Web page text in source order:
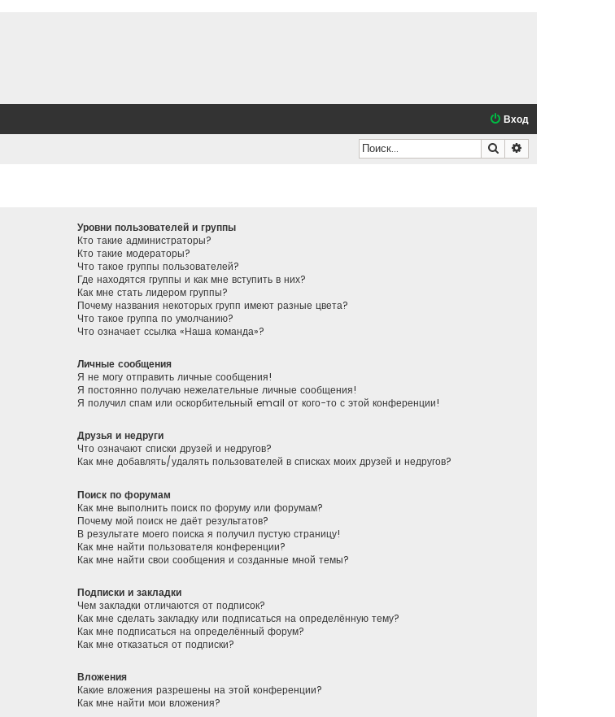
Вход
Поиск
Уровни пользователей и группы
Кто такие администраторы?
Кто такие модераторы?
Что такое группы пользователей?
Где находятся группы и как мне вступить в них?
Как мне стать лидером группы?
Почему названия некоторых групп имеют разные цвета?
Что такое группа по умолчанию?
Что означает ссылка «Наша команда»?
Личные сообщения
Я не могу отправить личные сообщения!
Я постоянно получаю нежелательные личные сообщения!
Я получил спам или оскорбительный email от кого-то с этой конференции!
Друзья и недруги
Что означают списки друзей и недругов?
Как мне добавлять/удалять пользователей в списках моих друзей и недругов?
Поиск по форумам
Как мне выполнить поиск по форуму или форумам?
Почему мой поиск не даёт результатов?
В результате моего поиска я получил пустую страницу!
Как мне найти пользователя конференции?
Как мне найти свои сообщения и созданные мной темы?
Подписки и закладки
Чем закладки отличаются от подписок?
Как мне сделать закладку или подписаться на определённую тему?
Как мне подписаться на определённый форум?
Как мне отказаться от подписки?
Вложения
Какие вложения разрешены на этой конференции?
Как мне найти мои вложения?